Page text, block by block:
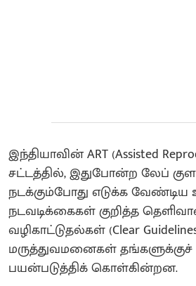
இந்தியாவின் ART (Assisted
சட்டத்தில், இதுபோன்ற லேப்
நடக்கும்போது எடுக்க வேண்டிய
நடவடிக்கைகள் குறித்த
வழிகாட்டுதல்கள் (Clear
மருத்துவமனைகள் தங்களுக்குச்
பயன்படுத்திக் கொள்கின்றன.